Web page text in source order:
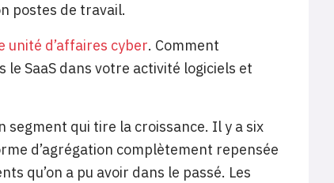
postes de travail.
unité d’affaires cyber. Comment
SaaS dans votre activité logiciels et
segment qui tire la croissance. Il y a six
d’agrégation complètement repensée
qu’on a pu avoir dans le passé. Les